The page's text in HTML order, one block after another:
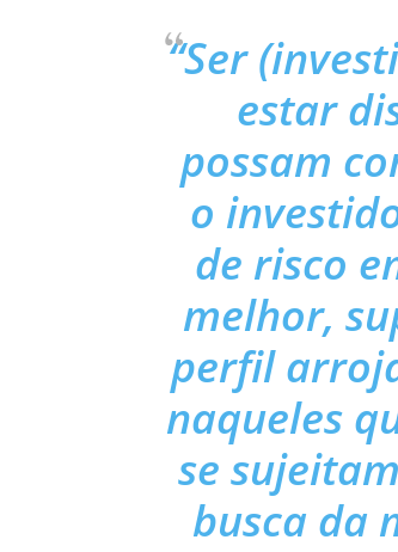
“Ser
estar
possam
o
de risco
melhor,
perfil
naqueles
se
busca da